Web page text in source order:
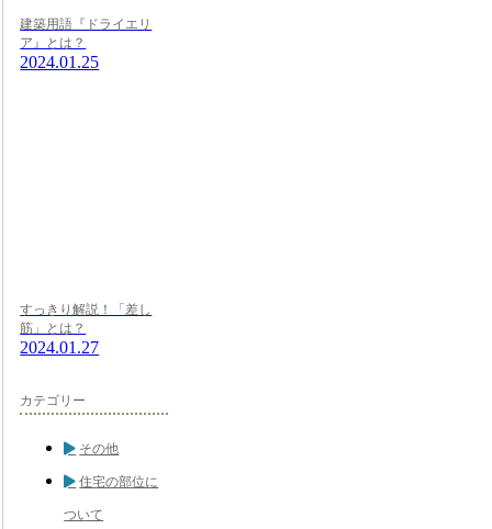
建築用語『ドライエリ
ア』とは？
2024.01.25
すっきり解説！「差し
筋」とは？
2024.01.27
カテゴリー
その他
住宅の部位に
ついて